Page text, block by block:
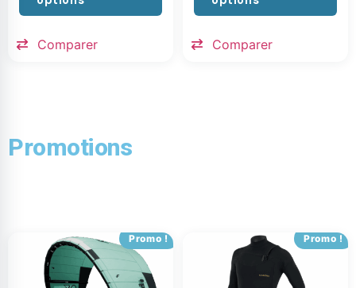
Comparer Comparer
Promotions
Promo ! Promo !